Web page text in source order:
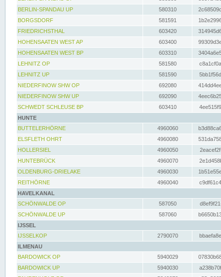
BERLIN-SPANDAU UP
580310
BORGSDORF
581591
FRIEDRICHSTHAL
603420
HOHENSAATEN WEST AP
603400
HOHENSAATEN WEST BP
603310
LEHNITZ OP
581580
LEHNITZ UP
581590
NIEDERFINOW SHW OP
692080
NIEDERFINOW SHW UP
692090
SCHWEDT SCHLEUSE BP
603410
HUNTE
BUTTELERHÖRNE
4960060
ELSFLETH OHRT
4960080
HOLLERSIEL
4960050
HUNTEBRÜCK
4960070
OLDENBURG-DRIELAKE
4960030
REITHÖRNE
4960040
HAVELKANAL
SCHÖNWALDE OP
587050
SCHÖNWALDE UP
587060
IJSSEL
IJSSELKOP
2790070
ILMENAU
BARDOWICK OP
5940029
BARDOWICK UP
5940030